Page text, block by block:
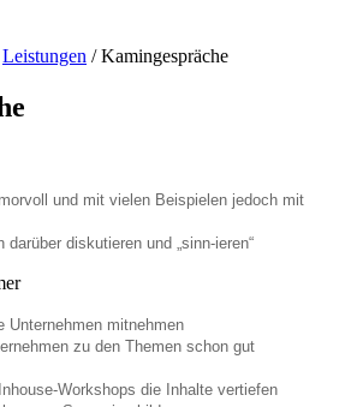
Leistungen / Kamingespräche
und mit vielen Beispielen jedoch mit
diskutieren und „sinn-ieren“
Unternehmen mitnehmen
zu den Themen schon gut
Workshops die Inhalte vertiefen